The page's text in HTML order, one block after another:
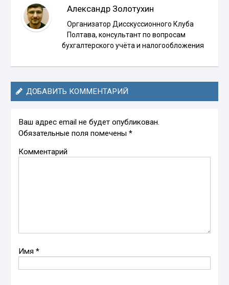
Александр Золотухин
Организатор Дисскуссионного Клуба
Полтава, консультант по вопросам
бухгалтерского учёта и налогообложения
ДОБАВИТЬ КОММЕНТАРИЙ
Ваш адрес email не будет опубликован.
Обязательные поля помечены*
Комментарий
Имя*